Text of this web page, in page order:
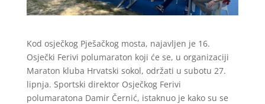
Kod osječkog Pješačkog mosta, najavljen je 16.
Osječki Ferivi polumaraton koji će se, u organizaciji
Maraton kluba Hrvatski sokol, održati u subotu 27.
lipnja. Sportski direktor Osječkog Ferivi
polumaratona Damir Černić, istaknuo je kako su se